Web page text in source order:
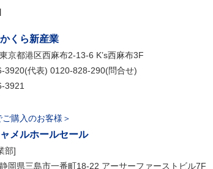
くら新産業
東京都港区西麻布2-13-6 K’s西麻布3F
3920(代表) 0120-828-290(問合せ)
3921
ご購入のお客様＞
メルホールセール
部]
静岡県三島市一番町18-22 アーサーファーストビル7F